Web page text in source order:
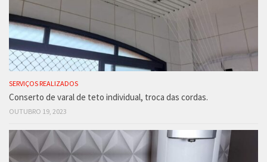
SERVIÇOS REALIZADOS
Conserto de varal de teto individual, troca das cordas.
OUTUBRO 19, 2023